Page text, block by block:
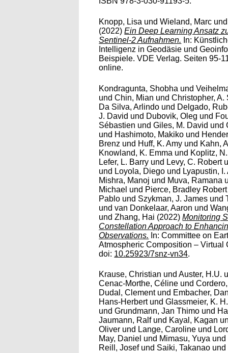
Knopp, Lisa undWieland, Marc
(2022)Ein Deep Learning Ansatz
Sentinel-2 Aufnahmen. In:
Intelligenz in Geodäsie und
Beispiele. VDE Verlag. Seiten 95-
online.
Kondragunta, Shobha und
undChin, Mian undChristopher, A.
Da Silva, Arlindo und Delgado,
J. David und Dubovik, Oleg und
Sébastien undGiles, M. David und
und Hashimoto, Makiko und
Brenz und Huff, K. Amy und Kahn,
Knowland, K. Emma und Koplitz,
Lefer, L. Barry und Levy, C. Robert
und Loyola, Diego und Lyapustin,
Mishra, Manoj und Muva, Ramana
Michael und Pierce, Bradley Robert
Pablo und Szykman, J. James und
undvan Donkelaar, Aaron und
undZhang, Hai (2022)Monitoring
Constellation Approach to
Observations. In: Committee on
Atmospheric Composition –
doi: 10.25923/7snz-vn34.
Krause, Christian undAuster, H.U.
Cenac-Morthe, Céline und
Dudal, Clementund Embacher,
Hans-HerbertundGlassmeier, K. H.
undGrundmann, Jan Thimo und
Jaumann, Ralfund Kayal, Kagan
Oliver und Lange, Caroline und
May, Daniel und Mimasu, Yuya und
Reill, Josefund Saiki, Takanao und